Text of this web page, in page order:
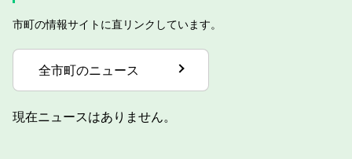
市町の情報サイトに直リンクしています。
全市町のニュース
現在ニュースはありません。